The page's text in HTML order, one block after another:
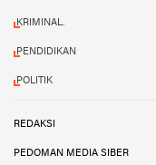
KRIMINAL.
PENDIDIKAN
POLITIK
REDAKSI
PEDOMAN MEDIA SIBER